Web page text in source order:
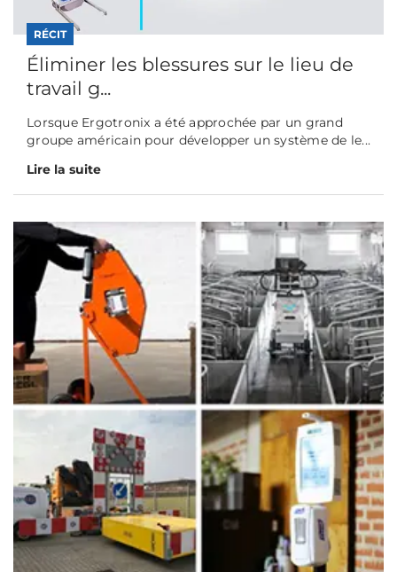
RÉCIT
Éliminer les blessures sur le lieu de
travail g...
Lorsque Ergotronix a été approchée par un grand
groupe américain pour développer un système de le...
Lire la suite